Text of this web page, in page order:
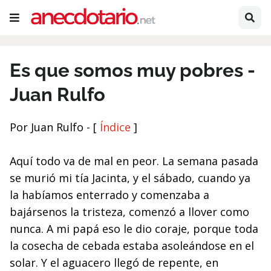
Es que somos muy pobres -
Juan Rulfo
Por Juan Rulfo - [ Índice ]
Aquí todo va de mal en peor. La semana pasada
se murió mi tía Jacinta, y el sábado, cuando ya
la habíamos ente­rrado y comenzaba a
bajársenos la tristeza, comenzó a llo­ver como
nunca. A mi papá eso le dio coraje, porque toda
la cosecha de cebada estaba asoleándose en el
solar. Y el aguacero llegó de repente, en